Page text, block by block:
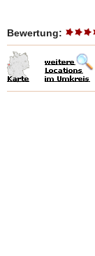
Bewertung: